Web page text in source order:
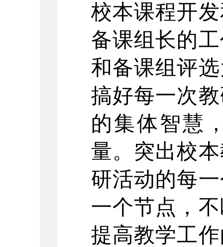
校本课程开
备课组长的
和备课组评
搞好每一次
的集体智慧
量。突出校
研活动的每
一个节点，
提高教学工